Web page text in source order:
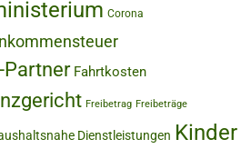
Corona
Partner Fahrtkosten
Freibetrag Freibeträge
Dienstleistungen Kinder